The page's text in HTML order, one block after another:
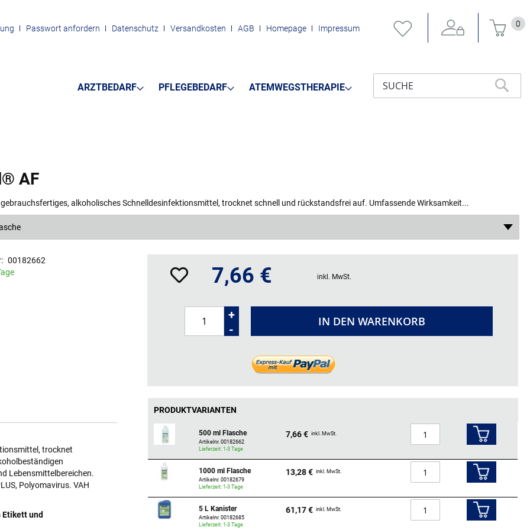
Passwort anfordern Datenschutz Versandkosten AGB Homepage Impressum
Mein
0
ARZTBEDARF PFLEGEBEDARF ATEMWEGSTHERAPIE
SUCHE
AF
alkoholisches Schnelldesinfektionsmittel, trocknet schnell und rückstandsfrei auf. Umfassende Wirksamkeit...
00182662
7,66 € inkl. MwSt.
+
-
IN DEN WARENKORB
trocknet
Lebensmittelbereichen.
Polyomavirus. VAH
und
PRODUKTVARIANTEN
500 ml Flasche
Artikelnr. 00182662
Lieferzeit: 1-3 Tage
7,66 € inkl. MwSt.
1000 ml Flasche
Artikelnr. 00182679
Lieferzeit: 1-3 Tage
13,28 € inkl. MwSt.
5 L Kanister
Artikelnr. 00182685
Lieferzeit: 1-3 Tage
61,17 € inkl. MwSt.